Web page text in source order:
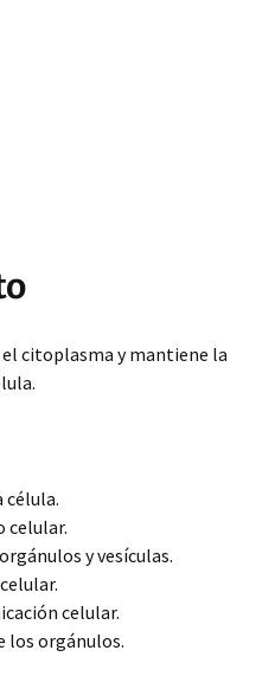
citoplasma y mantiene la
célula.
celular.
y vesículas.
celular.
los orgánulos.